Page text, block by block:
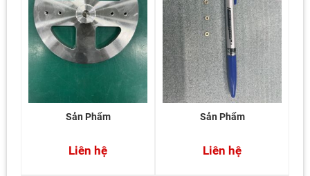
Sản Phẩm
Liên hệ
Sản Phẩm
Liên hệ